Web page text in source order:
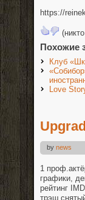
https://
Похожие
Клуб
Love
by news
1
графики,
рейтинг
трэш